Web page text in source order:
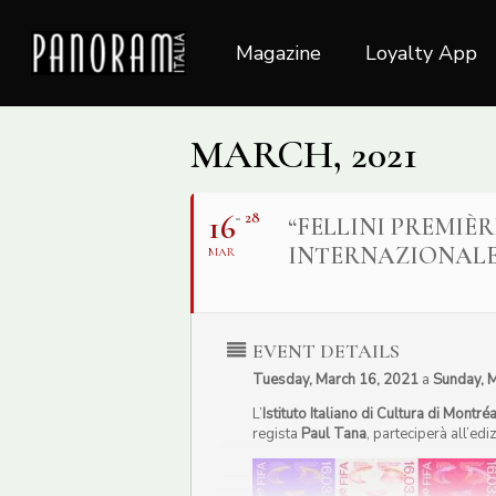
main
content
Magazine Loyalty App
MARCH, 2021
16
MAR
28
“FELLINI
EVENT DETAILS
Tuesday, March 16, 2021 a Sunday,
L’Istituto Italiano di Cultura di
regista Paul Tana, parteciperà